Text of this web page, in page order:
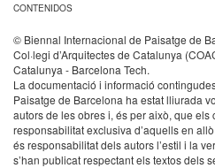
CONTENIDOS
© Biennal Internacional de Paisatge de
Col·legi d’Arquitectes de Catalunya
Catalunya - Barcelona Tech.
La documentació i informació
Paisatge de Barcelona ha estat lliurada
autors de les obres i, és per això, que
responsabilitat exclusiva d’aquells en
és responsabilitat dels autors l’estil i la
s’han publicat respectant els textos dels